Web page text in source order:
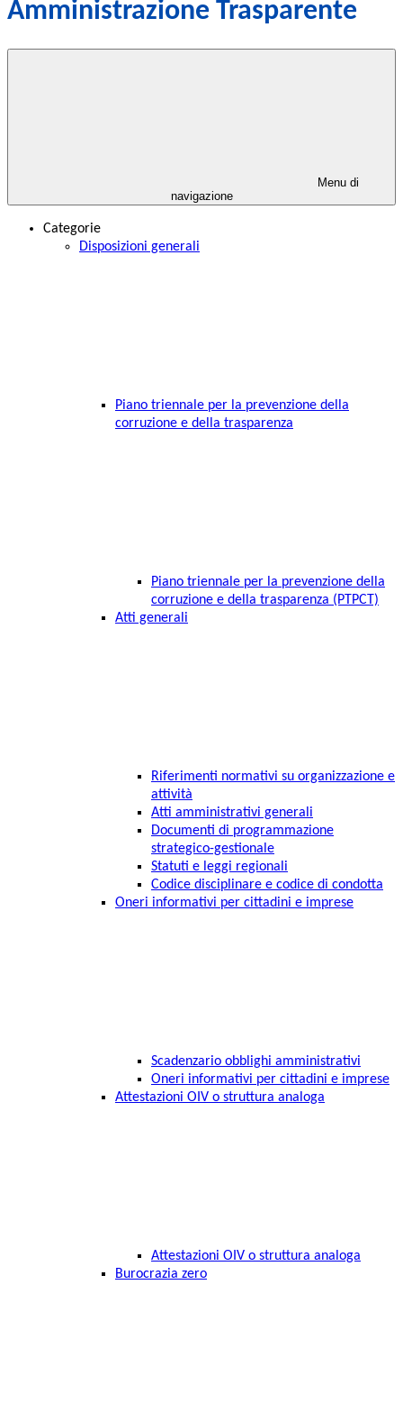
Amministrazione Trasparente
Menu di
navigazione
Categorie
Disposizioni generali
Piano triennale per la prevenzione della
corruzione e della trasparenza
Piano triennale per la prevenzione della
corruzione e della trasparenza (PTPCT)
Atti generali
Riferimenti normativi su organizzazione e
attività
Atti amministrativi generali
Documenti di programmazione
strategico-gestionale
Statuti e leggi regionali
Codice disciplinare e codice di condotta
Oneri informativi per cittadini e imprese
Scadenzario obblighi amministrativi
Oneri informativi per cittadini e imprese
Attestazioni OIV o struttura analoga
Attestazioni OIV o struttura analoga
Burocrazia zero